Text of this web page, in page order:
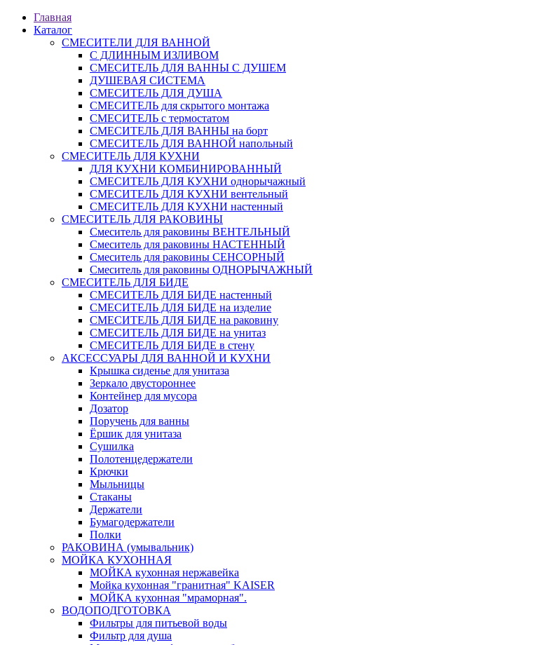
Главная
Каталог
СМЕСИТЕЛИ ДЛЯ ВАННОЙ
С ДЛИННЫМ ИЗЛИВОМ
СМЕСИТЕЛЬ ДЛЯ ВАННЫ С ДУШЕМ
ДУШЕВАЯ СИСТЕМА
СМЕСИТЕЛЬ ДЛЯ ДУША
СМЕСИТЕЛЬ для скрытого монтажа
СМЕСИТЕЛЬ с термостатом
СМЕСИТЕЛЬ ДЛЯ ВАННЫ на борт
СМЕСИТЕЛЬ ДЛЯ ВАННОЙ напольный
СМЕСИТЕЛЬ ДЛЯ КУХНИ
ДЛЯ КУХНИ КОМБИНИРОВАННЫЙ
СМЕСИТЕЛЬ ДЛЯ КУХНИ однорычажный
СМЕСИТЕЛЬ ДЛЯ КУХНИ вентельный
СМЕСИТЕЛЬ ДЛЯ КУХНИ настенный
СМЕСИТЕЛЬ ДЛЯ РАКОВИНЫ
Смеситель для раковины ВЕНТЕЛЬНЫЙ
Смеситель для раковины НАСТЕННЫЙ
Смеситель для раковины СЕНСОРНЫЙ
Смеситель для раковины ОДНОРЫЧАЖНЫЙ
СМЕСИТЕЛЬ ДЛЯ БИДЕ
СМЕСИТЕЛЬ ДЛЯ БИДЕ настенный
СМЕСИТЕЛЬ ДЛЯ БИДЕ на изделие
СМЕСИТЕЛЬ ДЛЯ БИДЕ на раковину
СМЕСИТЕЛЬ ДЛЯ БИДЕ на унитаз
СМЕСИТЕЛЬ ДЛЯ БИДЕ в стену
АКСЕССУАРЫ ДЛЯ ВАННОЙ И КУХНИ
Крышка сиденье для унитаза
Зеркало двустороннее
Контейнер для мусора
Дозатор
Поручень для ванны
Ёршик для унитаза
Сушилка
Полотенцедержатели
Крючки
Мыльницы
Стаканы
Держатели
Бумагодержатели
Полки
РАКОВИНА (умывальник)
МОЙКА КУХОННАЯ
МОЙКА кухонная нержавейка
Мойка кухонная "гранитная" KAISER
МОЙКА кухонная "мраморная".
ВОДОПОДГОТОВКА
Фильтры для питьевой воды
Фильтр для душа